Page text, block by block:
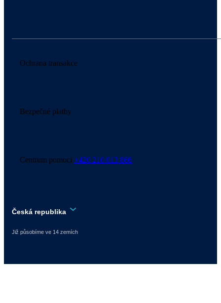
Česká republika
Již působíme ve 14 zemích
Ochrana transakce
Bezpečné platby
Centrum pomoci +420 210 013 866